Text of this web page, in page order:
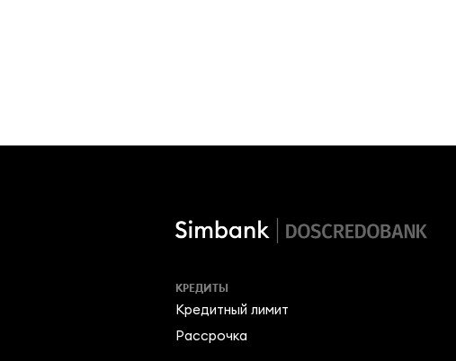
КРЕДИТЫ
Кредитный лимит
Рассрочка